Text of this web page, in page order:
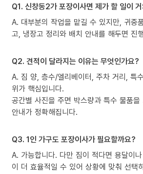
Q1. 신창동2가 포장이사면 제가 할 일이
A. 대부분의 작업을 맡길 수 있지만, 귀중
고, 냉장고 정리와 배치 안내를 해두면 진
Q2. 견적이 달라지는 이유는 무엇인가요?
A. 짐 양, 층수/엘리베이터, 주차 거리, 특
위가 핵심입니다.
공간별 사진을 주면 박스량과 특수 물품
안내가 정확해집니다.
Q3. 1인 가구도 포장이사가 필요할까요?
A. 가능합니다. 다만 짐이 적다면 용달이
이 더 효율적일 수 있어 상황에 맞춰 선택